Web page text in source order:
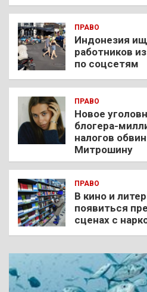
ПРАВО
Индонезия
работников
по соцсетям
ПРАВО
Новое
блогера-
налогов
Митрошину
ПРАВО
В кино и
появиться
сценах с